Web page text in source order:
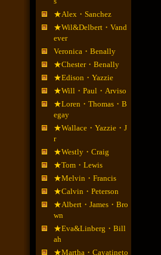
★Alex・Sanchez
★Wil&Delbert・Vand
ever
Veronica・Benally
★Chester・Benally
★Edison・Yazzie
★Will・Paul・Arviso
★Loren・Thomas・B
egay
★Wallace・Yazzie・J
r
★Westly・Craig
★Tom・Lewis
★Melvin・Francis
★Calvin・Peterson
★Albert・James・Bro
wn
★Eva&Linberg・Bill
ah
★Martha・Cayatineto